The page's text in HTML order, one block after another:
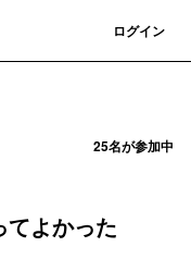
ログイン
25名が参加中
てよかった